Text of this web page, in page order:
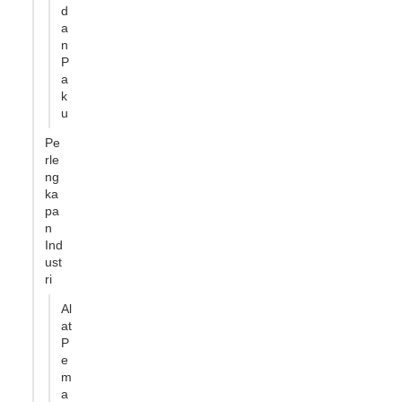
d
a
n
P
a
k
u
Pe
rle
ng
ka
pa
n
Ind
ust
ri
Al
at
P
e
m
a